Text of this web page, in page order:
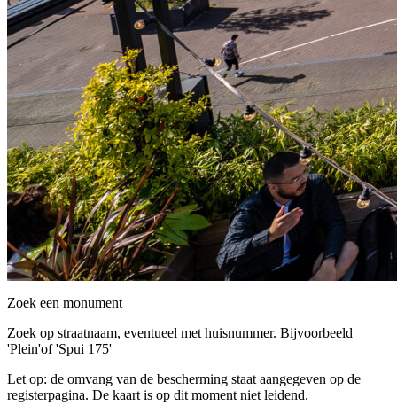
Zoek een monument
Zoek op straatnaam, eventueel met huisnummer. Bijvoorbeeld
'Plein'of 'Spui 175'
Let op: de omvang van de bescherming staat aangegeven op de
registerpagina. De kaart is op dit moment niet leidend.